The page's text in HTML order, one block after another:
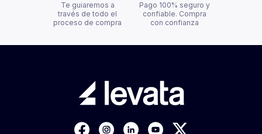
Te guiaremos a
través de todo el
proceso de compra
Pago 100% seguro y
confiable. Compra
con confianza